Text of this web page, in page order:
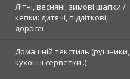
Літні, весняні, зимові шапки /
кепки: дитячі, підліткові,
дорослі
Домашній текстиль (рушники,
кухонні серветки..)